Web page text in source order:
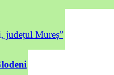
județul Mureș”